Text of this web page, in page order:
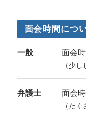
面会時間につ
一般 面会
（少
弁護士 面会
（た